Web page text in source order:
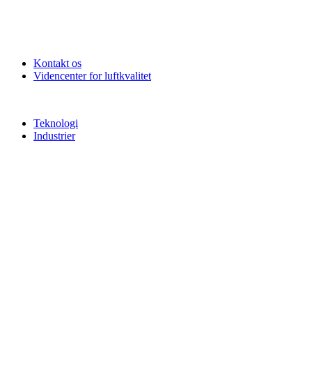
Kontakt os
Videncenter for luftkvalitet
Teknologi
Industrier